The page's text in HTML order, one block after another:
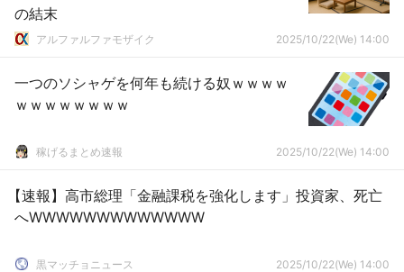
の結末
アルファルファモザイク 2025/10/22(We) 14:00
一つのソシャゲを何年も続ける奴ｗｗｗｗ
ｗｗｗｗｗｗｗｗ
稼げるまとめ速報 2025/10/22(We) 14:00
【速報】高市総理「金融課税を強化します」投資家、死亡
へWWWWWWWWWWWWW
黒マッチョニュース 2025/10/22(We) 14:00